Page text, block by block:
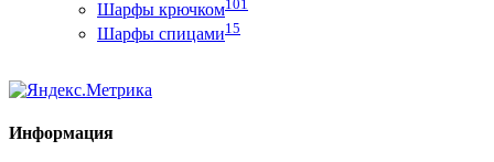
Шарфы крючком
Шарфы спицами15
Информация